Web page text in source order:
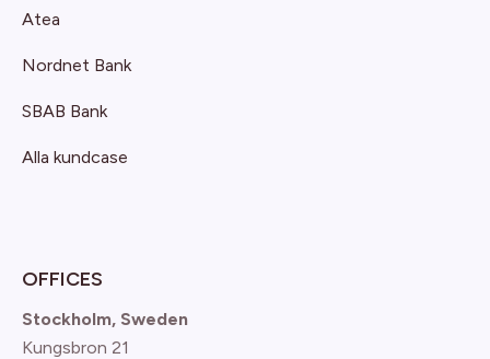
Atea
Nordnet Bank
SBAB Bank
Alla kundcase
OFFICES
Stockholm, Sweden
Kungsbron 21